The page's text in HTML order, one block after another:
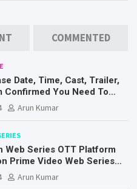
COMMENTED
Date, Time, Cast, Trailer,
Confirmed You Need To
Arun Kumar
Web Series OTT Platform
Prime Video Web Series
Arun Kumar